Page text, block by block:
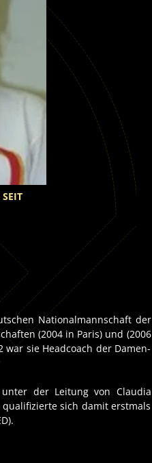
Nationalmannschaft der
(2004 in Paris) und (2006
sie Headcoach der Damen-
der Leitung von Claudia
sich damit erstmals